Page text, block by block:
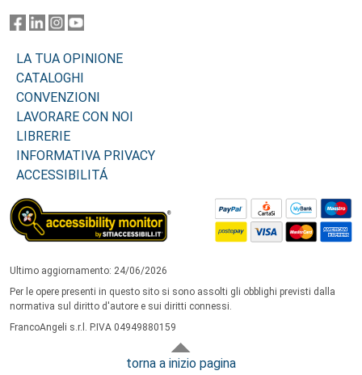
LA TUA OPINIONE
CATALOGHI
CONVENZIONI
LAVORARE CON NOI
LIBRERIE
INFORMATIVA PRIVACY
ACCESSIBILITÁ
Ultimo aggiornamento: 24/06/2026
Per le opere presenti in questo sito si sono assolti gli obblighi previsti dalla
normativa sul diritto d'autore e sui diritti connessi.
FrancoAngeli s.r.l. P.IVA 04949880159
torna a inizio pagina